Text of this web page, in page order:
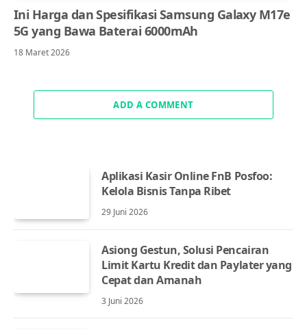
Ini Harga dan Spesifikasi Samsung Galaxy M17e
5G yang Bawa Baterai 6000mAh
18 Maret 2026
ADD A COMMENT
Aplikasi Kasir Online FnB Posfoo:
Kelola Bisnis Tanpa Ribet
29 Juni 2026
Asiong Gestun, Solusi Pencairan
Limit Kartu Kredit dan Paylater yang
Cepat dan Amanah
3 Juni 2026